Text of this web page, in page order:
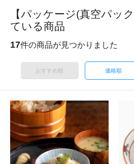
【パッケージ(真空パッ
ている商品
17件の商品が見つかりました
おすすめ順 価格順